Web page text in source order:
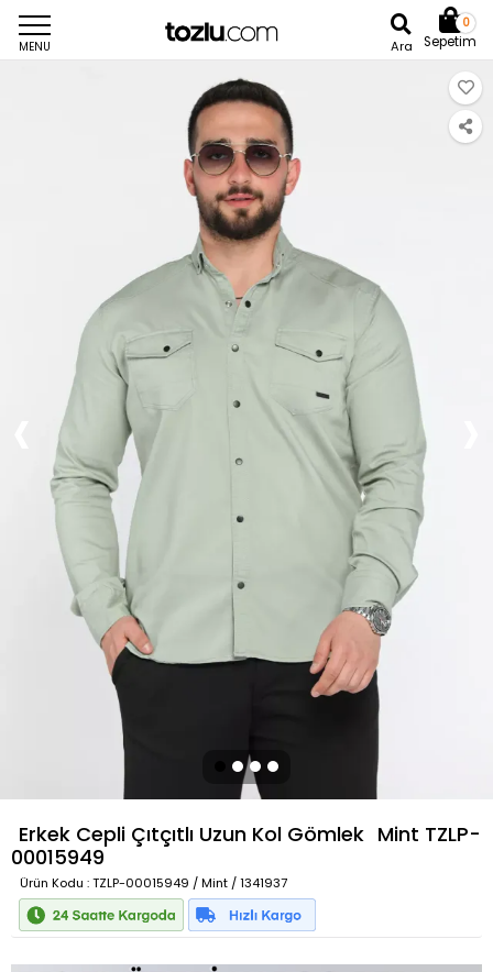
MENU Ara
0
Sepetim
Erkek Cepli Çıtçıtlı Uzun Kol Gömlek Mint TZLP-
00015949
Ürün Kodu : TZLP-00015949 / Mint / 1341937